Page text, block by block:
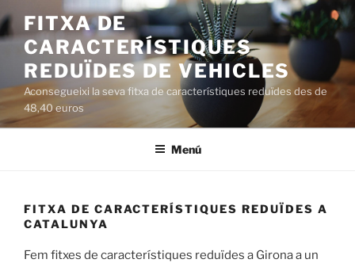
al
contenido
FITXA DE
CARACTERÍSTIQUES
REDUÏDES DE VEHICLES
Aconsegueixi la seva fitxa de característiques reduïdes des de
48,40 euros
Menú
FITXA DE CARACTERÍSTIQUES REDUÏDES A
CATALUNYA
Fem fitxes de característiques reduïdes a Girona a un